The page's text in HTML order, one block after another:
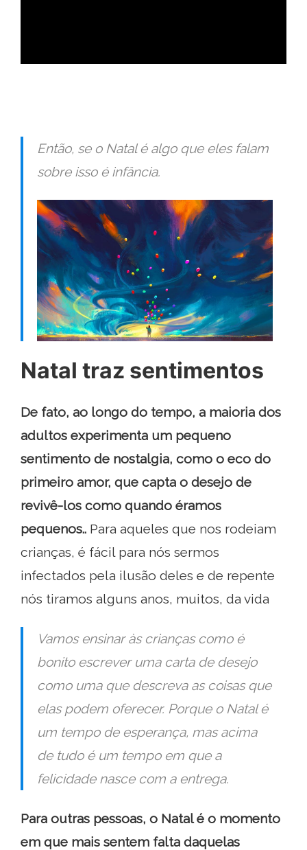
Então, se o Natal é algo que eles falam
sobre isso é infância.
Natal traz sentimentos
De fato, ao longo do tempo, a maioria dos
adultos experimenta um pequeno
sentimento de nostalgia, como o eco do
primeiro amor, que capta o desejo de
revivê-los como quando éramos
pequenos.. Para aqueles que nos rodeiam
crianças, é fácil para nós sermos
infectados pela ilusão deles e de repente
nós tiramos alguns anos, muitos, da vida
Vamos ensinar às crianças como é
bonito escrever uma carta de desejo
como uma que descreva as coisas que
elas podem oferecer. Porque o Natal é
um tempo de esperança, mas acima
de tudo é um tempo em que a
felicidade nasce com a entrega.
Para outras pessoas, o Natal é o momento
em que mais sentem falta daquelas